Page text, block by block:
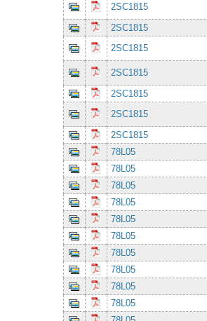
2SC1815
2SC1815
2SC1815
2SC1815
2SC1815
2SC1815
2SC1815
78L05
78L05
78L05
78L05
78L05
78L05
78L05
78L05
78L05
78L05